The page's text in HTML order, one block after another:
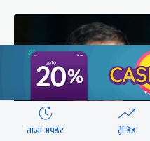
ताजा अपडेट ट्रेन्डिङ